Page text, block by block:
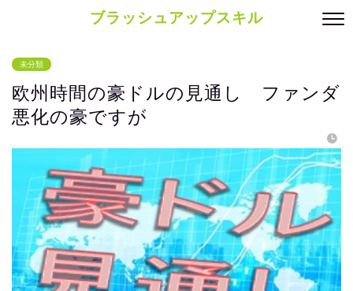
ブラッシュアップスキル
未分類
欧州時間の豪ドルの見通し ファンダ
悪化の豪ですが